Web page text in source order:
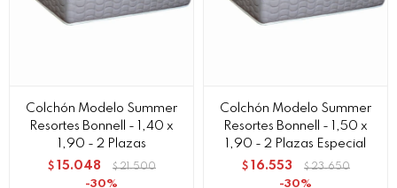
Colchón Modelo Summer
Resortes Bonnell - 1,40 x
1,90 - 2 Plazas
$ 15.048 $ 21.500
30
Colchón Modelo Summer
Resortes Bonnell - 1,50 x
1,90 - 2 Plazas Especial
$ 16.553 $ 23.650
30